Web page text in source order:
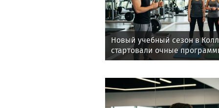
Новый учебный сезон в
стартовали очные
фитнес-тренеров и